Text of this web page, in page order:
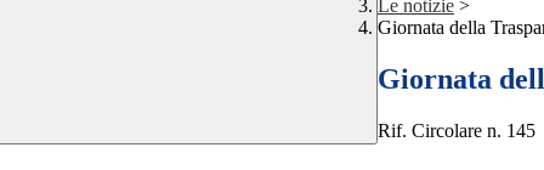
Le notizie >
Giornata della
Giornata
Rif. Circolare n. 145